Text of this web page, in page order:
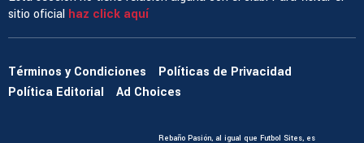
sitio oficial haz click aquí
Términos y Condiciones
Políticas de Privacidad
Política Editorial
Ad Choices
Rebaño Pasión, al igual que Futbol Sites, es